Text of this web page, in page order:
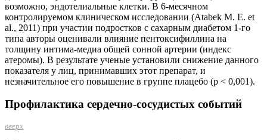
возможно, эндотелиальные клетки. В 6-месячном
контролируемом клиническом исследовании (Atabek M. E. et
al., 2011) при участии подростков с сахарным диабетом 1-го
типа авторы оценивали влияние пентоксифиллина на
толщину интима-медиа общей сонной артерии (индекс
атеромы). В результате ученые установили снижение данного
показателя у лиц, принимавших этот препарат, и
незначительное его повышение в группе плацебо (p < 0,001).
Профилактика сердечно-сосудистых событий
вверх